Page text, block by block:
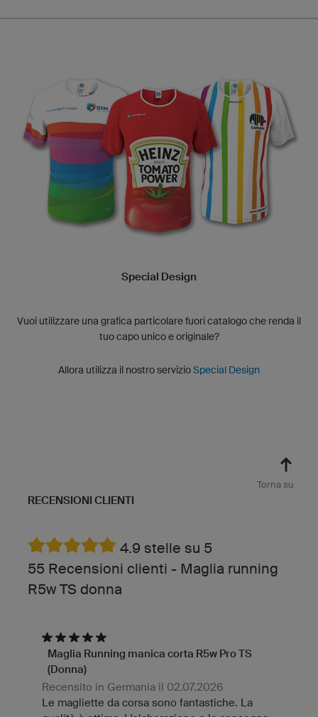
Special Design
Vuoi utilizzare una grafica particolare fuori catalogo che renda il
tuo capo unico e originale?
Allora utilizza il nostro servizioSpecial Design
Torna su
RECENSIONI CLIENTI
4.9 stelle su 5
55 Recensioni clienti - Maglia running
R5w TS donna
Maglia Running manica corta R5w Pro TS
(Donna)
Recensito in Germania il 02.07.2026
Le magliette da corsa sono fantastiche. La